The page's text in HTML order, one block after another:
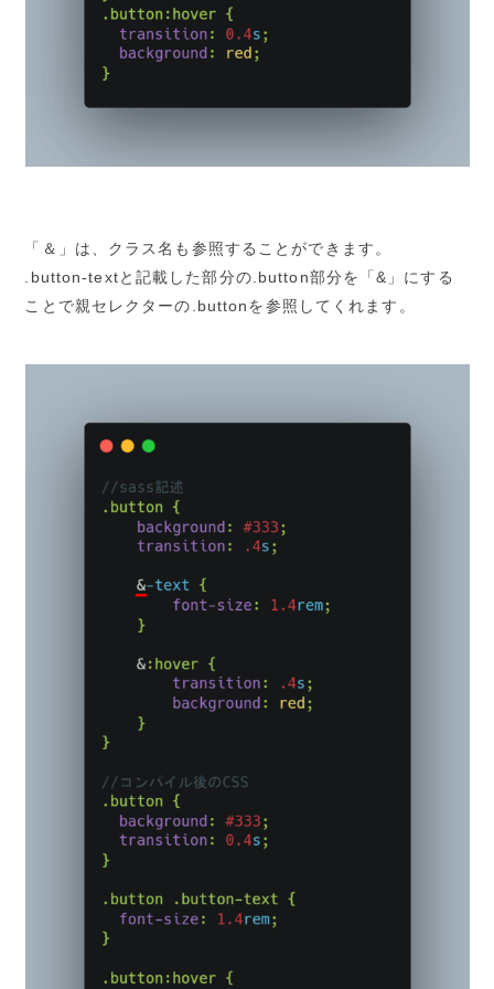
「＆」は、クラス名も参照することができます。
.button-textと記載した部分の.button部分を「&」にする
ことで親セレクターの.buttonを参照してくれます。